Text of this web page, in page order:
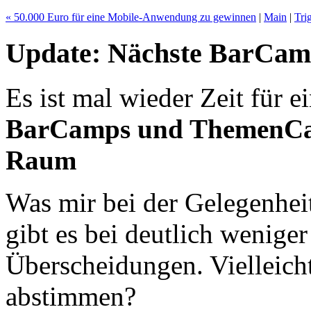
« 50.000 Euro für eine Mobile-Anwendung zu gewinnen | Main |
Update: Nächste
Es ist mal wieder Zeit für
BarCamps und
Raum
Was mir bei der
gibt es bei deutlich
Überscheidungen.
abstimmen?